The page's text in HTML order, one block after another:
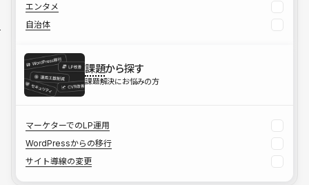
エンタメ
自治体
課題から探す
課題解決にお悩みの方
マーケターでのLP運用
WordPressからの移行
サイト導線の変更